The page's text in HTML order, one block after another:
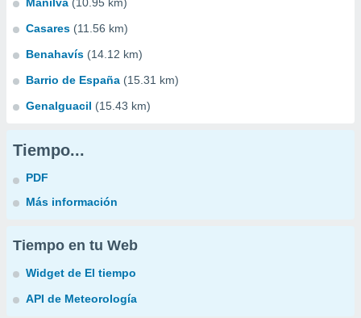
Casares (11.56 km)
Benahavís (14.12 km)
Barrio de España (15.31 km)
Genalguacil (15.43 km)
Tiempo...
PDF
Más información
Tiempo en tu Web
Widget de El tiempo
API de Meteorología